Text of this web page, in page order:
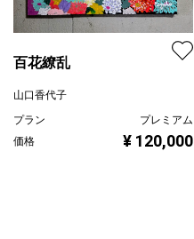
百花繚乱
山口香代子
プラン
プレミアム
価格
¥ 120,000